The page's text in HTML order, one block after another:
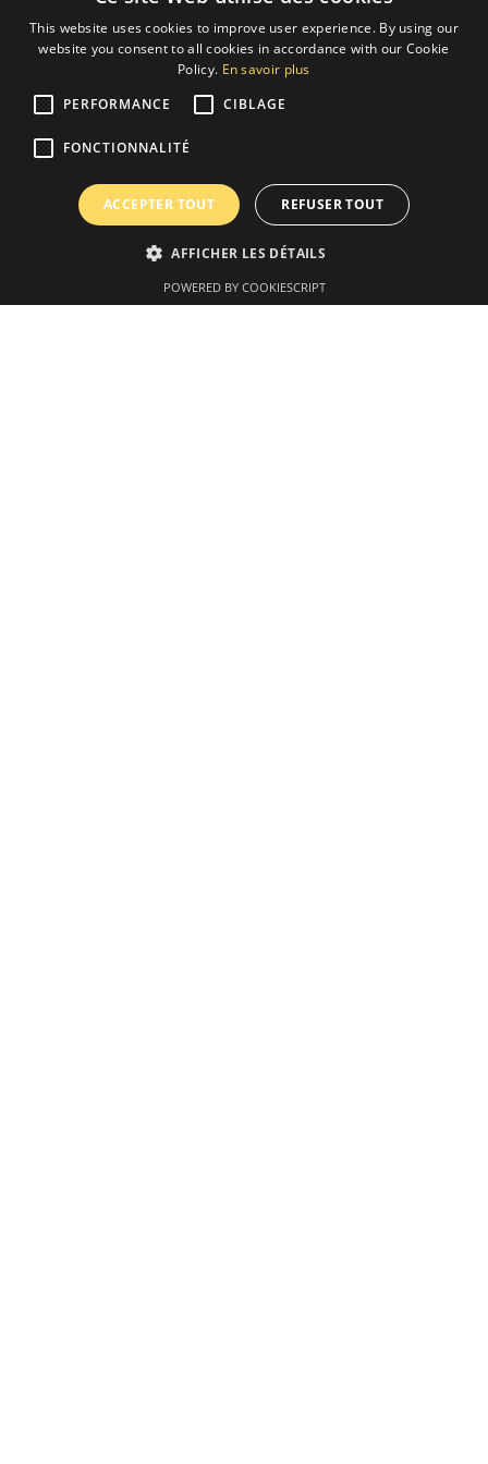
This website uses cookies to improve user experience. By using our
website you consent to all cookies in accordance with our Cookie
Policy. En savoir plus
PERFORMANCE
CIBLAGE
FONCTIONNALITÉ
ACCEPTER TOUT REFUSER TOUT
AFFICHER LES DÉTAILS
POWERED BY COOKIESCRIPT